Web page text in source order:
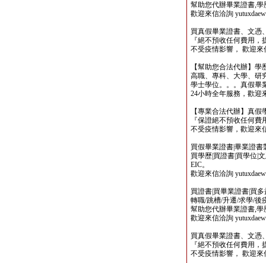
幫助您代辦畢業證書,學
歡迎來信洽詢
買真假畢業證書、文憑
『絕不預收任何費用
不受疫情影響， 歡迎來
【幫助您合法代辦】
高職、專科、大學、研
學士學位。。。真假畢
24小時全年服務，歡迎
【專業合法代辦】真
『保證絕不預收任何
不受疫情影響，歡迎來
買假畢業證書|畢業證書
買學歷|買證書|買學位|
EIC。
歡迎來信洽詢
買證書|買畢業證書|買多
轉職/跳槽/升遷/求學/後
幫助您代辦畢業證書,學
歡迎來信洽詢
買真假畢業證書、文憑
『絕不預收任何費用
不受疫情影響， 歡迎來